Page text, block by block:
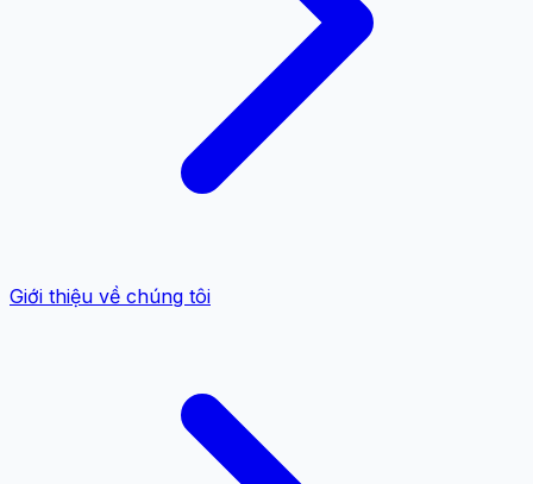
Giới thiệu về chúng tôi